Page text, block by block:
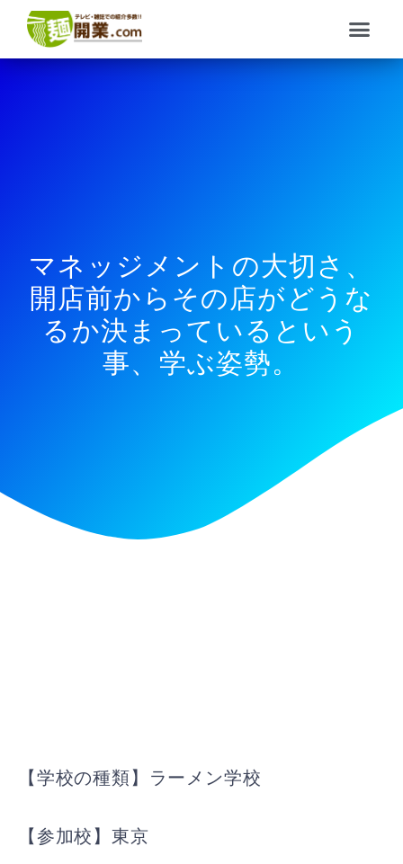
メ
ニ
ュ
マネッジメントの大切さ、
開店前からその店がどうな
るか決まっているという
事、学ぶ姿勢。
【学校の種類】ラーメン学校
【参加校】東京